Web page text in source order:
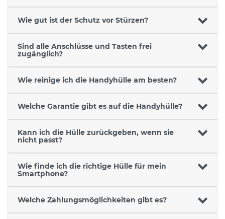
Wie gut ist der Schutz vor Stürzen?
Sind alle Anschlüsse und Tasten frei
zugänglich?
Wie reinige ich die Handyhülle am besten?
Welche Garantie gibt es auf die Handyhülle?
Kann ich die Hülle zurückgeben, wenn sie
nicht passt?
Wie finde ich die richtige Hülle für mein
Smartphone?
Welche Zahlungsmöglichkeiten gibt es?